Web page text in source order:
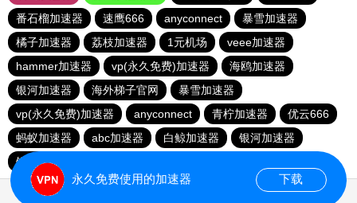
番石榴加速器
速鹰666 anyconnect
暴雪加速器
橘子加速器
荔枝加速器 1元机场
veee加速器
hammer加速器
vp(永久免费)加速器
海鸥加速器
银河加速器
海外梯子官网
暴雪加速器
vp(永久免费)加速器
anyconnect 青柠加速器
优云666
蚂蚁加速器
abc加速器 白鲸加速器
银河加速器
银河加速器
永久免费使用的加速器 下载